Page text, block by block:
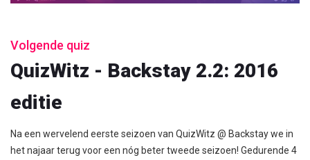
Volgende quiz
QuizWitz - Backstay 2.2: 2016
editie
Na een wervelend eerste seizoen van QuizWitz @ Backstay we in
het najaar terug voor een nóg beter tweede seizoen! Gedurende 4